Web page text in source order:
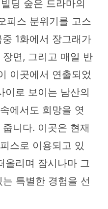
딩 숲은 드라마의
피스 분위기를 고스
1화에서 장그래가
면, 그리고 매일 반
이곳에서 연출되었
이로 보이는 남산의
에서도 희망을 엿
니다. 이곳은 현재
스로 이용되고 있
올리며 잠시나마 그
특별한 경험을 선